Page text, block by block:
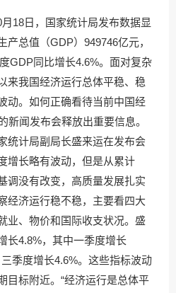
18日，国家统计局发布数据显
产总值（GDP）949746亿元，
GDP同比增长4.6%。面对复杂
来我国经济运行总体平稳、稳
动。如何正确看待当前中国经
新闻发布会释放出重要信息。
统计局副局长盛来运在发布会
增长略有波动，但是从累计
调没有改变，高质量发展扎实
经济运行稳不稳，主要看四大
业、物价和国际收支状况。盛
长4.8%，其中一季度增长
季度增长4.6%。这些指标波动
目标附近。“经济运行是总体平